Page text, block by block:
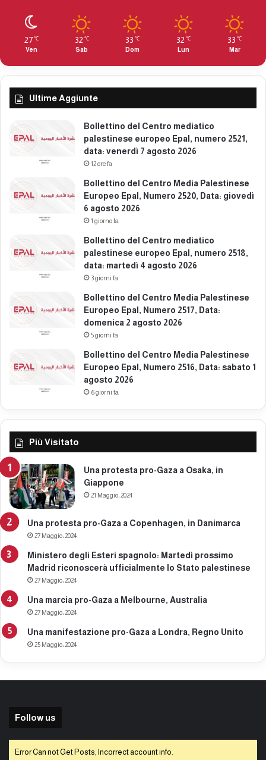
27 ℃
Ven
32 ℃
Sab
33 ℃
Dom
32 ℃
Lun
33 ℃
Mar
Ultime Aggiunte
Bollettino del Centro mediatico
palestinese europeo Epal, numero 2521,
data: venerdì 7 agosto 2026
12 ore fa
Bollettino del Centro Media Palestinese
Europeo Epal, Numero 2520, Data: giovedì
6 agosto 2026
1 giorno fa
Bollettino del Centro mediatico
palestinese europeo Epal, numero 2518,
data: martedì 4 agosto 2026
3 giorni fa
Bollettino del Centro Media Palestinese
Europeo Epal, Numero 2517, Data:
domenica 2 agosto 2026
5 giorni fa
Bollettino del Centro Media Palestinese
Europeo Epal, Numero 2516, Data: sabato 1
agosto 2026
6 giorni fa
Più Visitato
Una protesta pro-Gaza a Osaka, in
Giappone
21 Maggio، 2024
Una protesta pro-Gaza a Copenhagen, in Danimarca
27 Maggio، 2024
Ministero degli Esteri spagnolo: Martedì prossimo
Madrid riconoscerà ufficialmente lo Stato palestinese
27 Maggio، 2024
Una marcia pro-Gaza a Melbourne, Australia
27 Maggio، 2024
Una manifestazione pro-Gaza a Londra, Regno Unito
25 Maggio، 2024
Follow us
Error Can not Get Posts, Incorrect account info.